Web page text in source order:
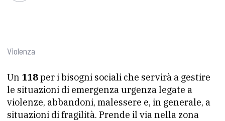
Violenza
Un 118per i bisogni sociali che servirà a gestire
le situazioni di emergenza urgenza legate a
violenze, abbandoni, malessere e, in generale, a
situazioni di fragilità. Prende il via nella zona